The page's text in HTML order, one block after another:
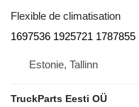
Flexible de climatisation
1697536 1925721 1787855
Estonie, Tallinn
TruckParts Eesti OÜ